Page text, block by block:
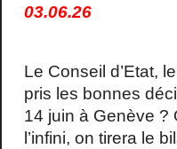
03.06.26
Le Conseil d’Etat,
pris les bonnes
14 juin à Genève ?
l’infini, on tirera le